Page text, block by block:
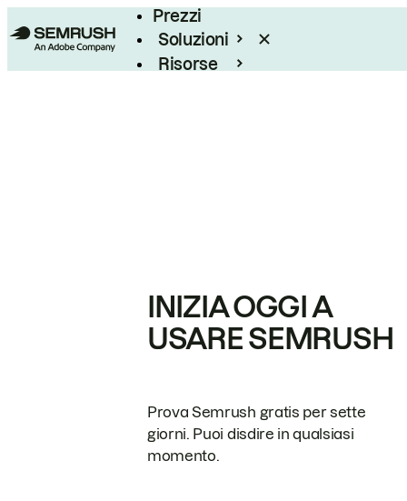
Prezzi
Soluzioni
Risorse
INIZIA OGGI A
USARE SEMRUSH
Prova Semrush gratis per sette
giorni. Puoi disdire in qualsiasi
momento.